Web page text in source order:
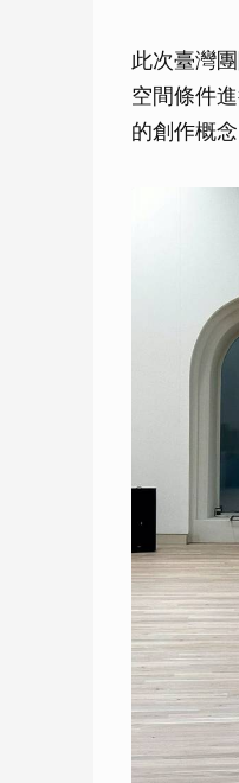
此次臺灣
空間條件
的創作概